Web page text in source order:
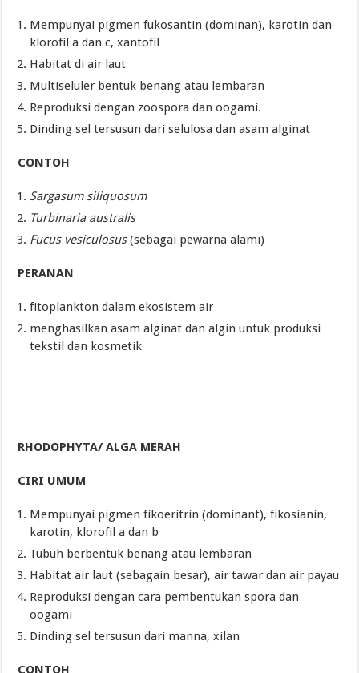
Mempunyai pigmen fukosantin (dominan), karotin dan
klorofil a dan c, xantofil
Habitat di air laut
Multiseluler bentuk benang atau lembaran
Reproduksi dengan zoospora dan oogami.
Dinding sel tersusun dari selulosa dan asam alginat
CONTOH
Sargasum siliquosum
Turbinaria australis
Fucus vesiculosus(sebagai pewarna alami)
PERANAN
fitoplankton dalam ekosistem air
menghasilkan asam alginat dan algin untuk produksi
tekstil dan kosmetik
RHODOPHYTA/ ALGA MERAH
CIRI UMUM
Mempunyai pigmen fikoeritrin (dominant), fikosianin,
karotin, klorofil a dan b
Tubuh berbentuk benang atau lembaran
Habitat air laut (sebagain besar), air tawar dan air payau
Reproduksi dengan cara pembentukan spora dan
oogami
Dinding sel tersusun dari manna, xilan
CONTOH